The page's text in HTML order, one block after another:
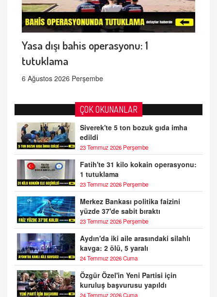
Yasa dışı bahis operasyonu: 1
tutuklama
6 Ağustos 2026 Perşembe
ÇOK OKUNANLAR
Siverek'te 5 ton bozuk gıda imha
edildi
23 Temmuz 2026 Perşembe
Fatih'te 31 kilo kokain operasyonu:
1 tutuklama
23 Temmuz 2026 Perşembe
Merkez Bankası politika faizini
yüzde 37'de sabit bıraktı
23 Temmuz 2026 Perşembe
Aydın'da iki aile arasındaki silahlı
kavga: 2 ölü, 5 yaralı
24 Temmuz 2026 Cuma
Özgür Özel'in Yeni Partisi için
kuruluş başvurusu yapıldı
24 Temmuz 2026 Cuma